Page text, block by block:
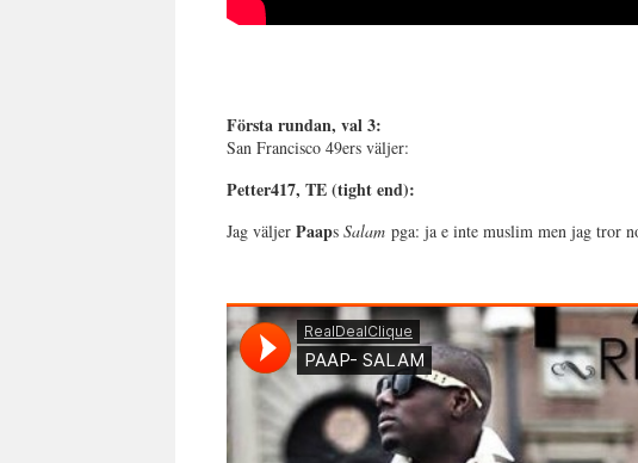
Första rundan, val 3:
San Francisco 49ers väljer:
Petter417, TE (tight end):
Jag väljerPaapsSalampga: ja e inte muslim men jag tror